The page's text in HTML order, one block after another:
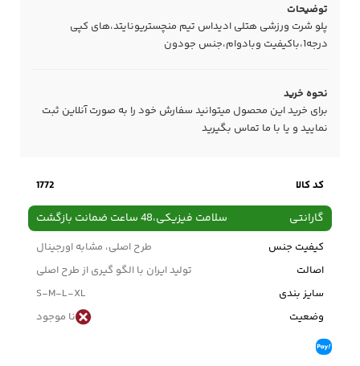
توضیحات
پلو شرت ورزشی هتلی ادیداس تیم منچستریونایتد،های کپی
درجه1،باکیفیت وبادوام،جنس جودون
نحوه خرید
برای خرید این محصول میتوانید سفارش خود را به صورت آنلاین ثبت
نمایید و یا با ما تماس بگیرید
کد کالا 1772
گارانتی سلامت فیزیکی،48 ساعت ضمانت بازگشت
کیفیت جنس
طرح اصلی، مشابه اورجینال
اصالت
تولید ایران با الگو گیری از طرح اصلی
سایز بندی
S-M-L-XL
وضعیت
نا موجود